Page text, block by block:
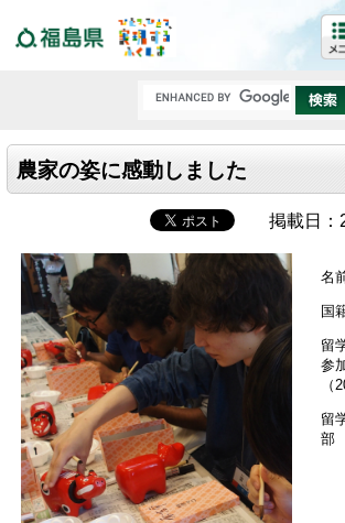
農家の姿に感動しました
掲載日：
名
国
留
参
（
留
部